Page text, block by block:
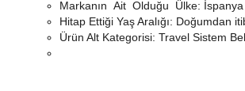
Markanın Ait Olduğu Ülke: İspanya
Hitap Ettiği Yaş Aralığı: Doğumdan
Ürün Alt Kategorisi: Travel Sistem